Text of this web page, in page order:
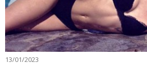
13/01/2023